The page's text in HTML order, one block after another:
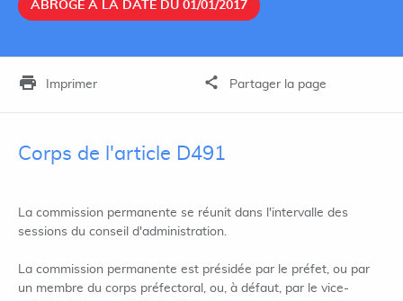
ABROGÉ À LA DATE DU 01/01/2017
Imprimer Partager la page
Corps de l'article D491
La commission permanente se réunit dans l'intervalle des
sessions du conseil d'administration.
La commission permanente est présidée par le préfet, ou par
un membre du corps préfectoral, ou, à défaut, par le vice-